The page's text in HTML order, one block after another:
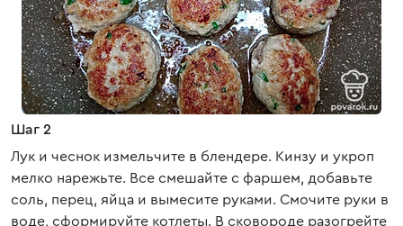
Шаг 2
Лук и чеснок измельчите в блендере. Кинзу и укроп
мелко нарежьте. Все смешайте с фаршем, добавьте
соль, перец, яйца и вымесите руками. Смочите руки в
воде, сформируйте котлеты. В сковороде разогрейте